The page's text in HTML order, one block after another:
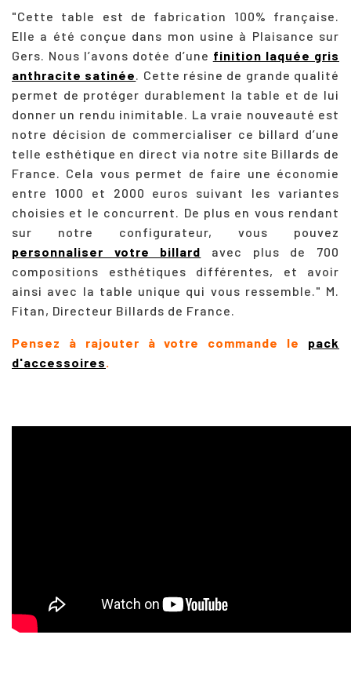
"Cette table est de fabrication 100% française.
Elle a été conçue dans mon usine à Plaisance sur
Gers. Nous l’avons dotée d’une finition laquée gris
anthracite satinée
. Cette résine de grande qualité
permet de protéger durablement la table et de lui
donner un rendu inimitable. La vraie nouveauté est
notre décision de commercialiser ce billard d’une
telle esthétique en direct via notre site Billards de
France. Cela vous permet de faire une économie
entre 1000 et 2000 euros suivant les variantes
choisies et le concurrent. De plus en vous rendant
sur notre configurateur, vous pouvez
personnaliser votre billard avec plus de 700
compositions esthétiques différentes, et avoir
ainsi avec la table unique qui vous ressemble." M.
Fitan, Directeur Billards de France.
Pensez à rajouter à votre commande le pack
d'accessoires